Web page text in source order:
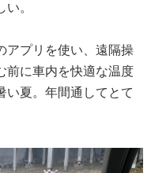
。
アプリを使い、遠隔操
前に車内を快適な温度
い夏。年間通してとて